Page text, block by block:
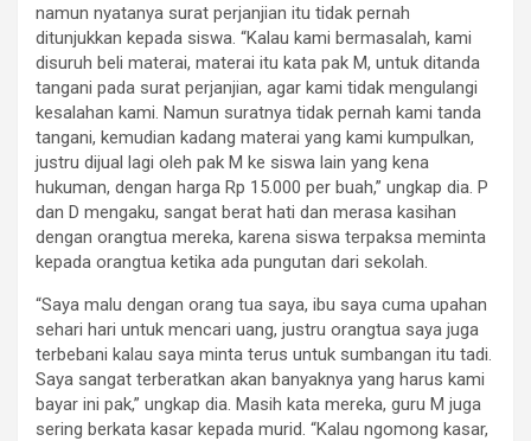
namun nyatanya surat perjanjian itu tidak pernah
ditunjukkan kepada siswa. “Kalau kami bermasalah, kami
disuruh beli materai, materai itu kata pak M, untuk ditanda
tangani pada surat perjanjian, agar kami tidak mengulangi
kesalahan kami. Namun suratnya tidak pernah kami tanda
tangani, kemudian kadang materai yang kami kumpulkan,
justru dijual lagi oleh pak M ke siswa lain yang kena
hukuman, dengan harga Rp 15.000 per buah,” ungkap dia. P
dan D mengaku, sangat berat hati dan merasa kasihan
dengan orangtua mereka, karena siswa terpaksa meminta
kepada orangtua ketika ada pungutan dari sekolah.
“Saya malu dengan orang tua saya, ibu saya cuma upahan
sehari hari untuk mencari uang, justru orangtua saya juga
terbebani kalau saya minta terus untuk sumbangan itu tadi.
Saya sangat terberatkan akan banyaknya yang harus kami
bayar ini pak,” ungkap dia. Masih kata mereka, guru M juga
sering berkata kasar kepada murid. “Kalau ngomong kasar,